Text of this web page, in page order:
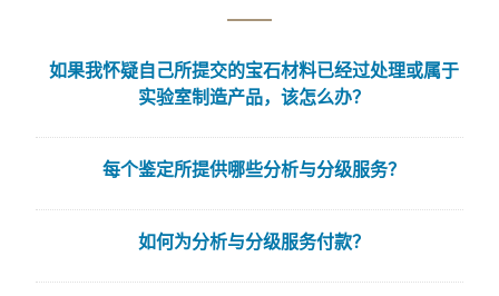
如果我怀疑自己所提交的宝石材料已经过处理或属于
实验室制造产品，该怎么办？
每个鉴定所提供哪些分析与分级服务？
如何为分析与分级服务付款？